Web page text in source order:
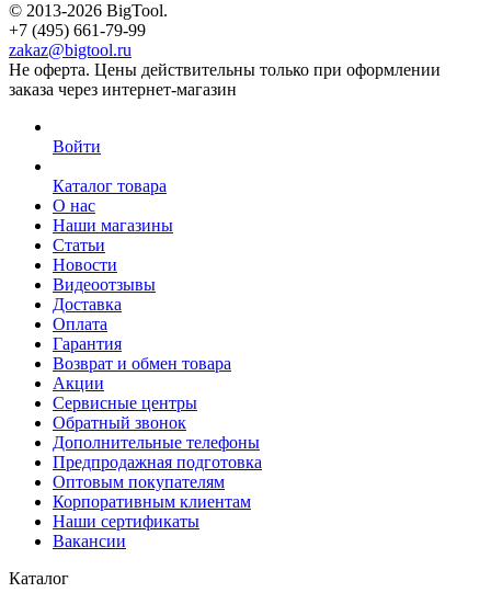
© 2013-2026 BigTool.
+7 (495) 661-79-99
zakaz@bigtool.ru
Не оферта. Цены действительны только при оформлении
заказа через интернет-магазин
Войти
Каталог товара
О нас
Наши магазины
Статьи
Новости
Видеоотзывы
Доставка
Оплата
Гарантия
Возврат и обмен товара
Акции
Сервисные центры
Обратный звонок
Дополнительные телефоны
Предпродажная подготовка
Оптовым покупателям
Корпоративным клиентам
Наши сертификаты
Вакансии
Каталог